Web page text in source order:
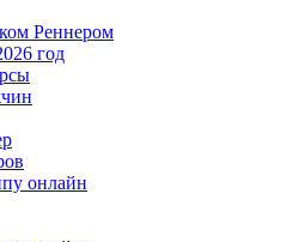
Реннером
год
онлайн